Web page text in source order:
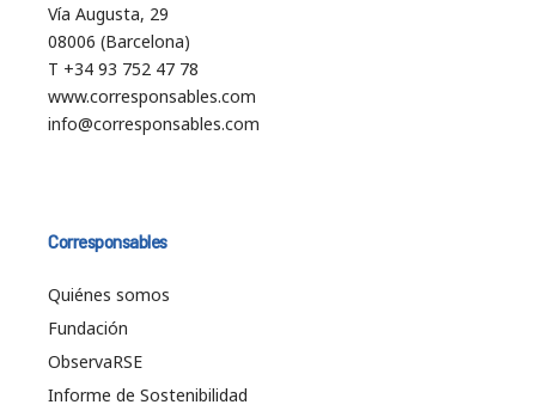
Vía Augusta, 29
08006 (Barcelona)
T +34 93 752 47 78
www.corresponsables.com
info@corresponsables.com
Corresponsables
Quiénes somos
Fundación
ObservaRSE
Informe de Sostenibilidad